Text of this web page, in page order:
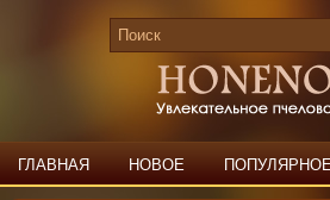
ГЛАВНАЯ НОВОЕ